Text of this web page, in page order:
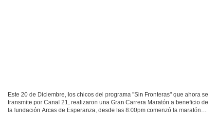
Este 20 de Diciembre, los chicos del programa "Sin Fronteras" que ahora se
transmite por Canal 21, realizaron una Gran Carrera Maratón a beneficio de
la fundación Arcas de Esperanza, desde las 8:00pm comenzó la maratón